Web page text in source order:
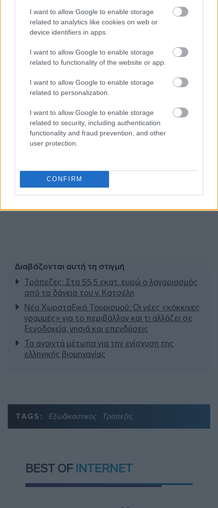
I want to allow Google to enable storage
related to analytics like cookies on web or
device identifiers in apps.
I want to allow Google to enable storage
related to functionality of the website or app.
I want to allow Google to enable storage
related to personalization.
I want to allow Google to enable storage
related to security, including authentication
functionality and fraud prevention, and other
user protection.
CONFIRM
Ακολουθήστε τοinsider.gr στο Google Newsκαι μάθετε
Διαβάζονται αυτή τη στιγμή
Τράπεζες: Στα 55,5 εκατ. ευρώ ο λογαριασμός
από τα δάνεια του ν. Κατσέλη
Νέο Χωροταξικό Τουρισμού: Οι νέες «κόκκινες
γραμμές» για το περιβάλλον και τι αλλάζει σε
ξενοδοχεία, νησιά και επενδύσεις
Τα ανοιχτά μέτωπα για την ενίσχυση της
ελληνικής βιομηχανίας
TAGS: Εξωδικαστικός Τράπεζες
BEST OF INTERNET